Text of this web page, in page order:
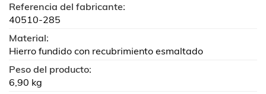
Referencia del fabricante:
40510-285
Material:
Hierro fundido con recubrimiento esmaltado
Peso del producto:
6,90 kg